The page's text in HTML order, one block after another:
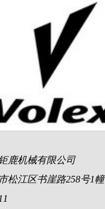
鹿机械有限公司
松江区书崖路258号1幢